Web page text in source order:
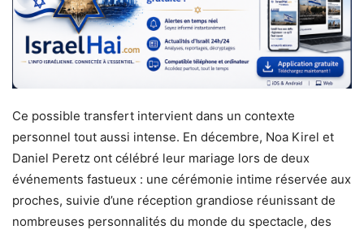
Ce possible transfert intervient dans un contexte
personnel tout aussi intense. En décembre, Noa Kirel et
Daniel Peretz ont célébré leur mariage lors de deux
événements fastueux : une cérémonie intime réservée aux
proches, suivie d’une réception grandiose réunissant de
nombreuses personnalités du monde du spectacle, des